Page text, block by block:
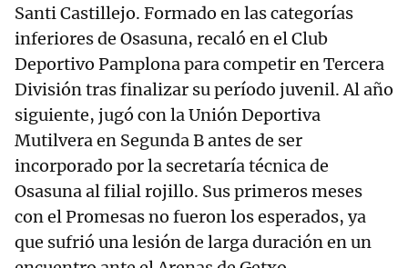
Santi Castillejo. Formado en las categorías
inferiores de Osasuna, recaló en el Club
Deportivo Pamplona para competir en Tercera
División tras finalizar su período juvenil. Al año
siguiente, jugó con la Unión Deportiva
Mutilvera en Segunda B antes de ser
incorporado por la secretaría técnica de
Osasuna al filial rojillo. Sus primeros meses
con el Promesas no fueron los esperados, ya
que sufrió una lesión de larga duración en un